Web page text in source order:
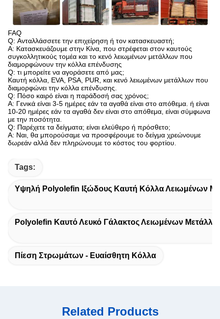
FAQ
Q: Ανταλλάσσετε την επιχείρηση ή τον κατασκευαστή;
Α: Κατασκευάζουμε στην Κίνα, που στρέφεται στον καυτούς
συγκολλητικούς τομέα και το κενό λειωμένων μετάλλων που
διαμορφώνουν την κόλλα επένδυσης
Q: τι μπορείτε να αγοράσετε από μας;
Καυτή κόλλα, EVA, PSA, PUR, και κενό λειωμένων μετάλλων που
διαμορφώνει την κόλλα επένδυσης.
Q: Πόσο καιρό είναι η παράδοσή σας χρόνος;
Α: Γενικά είναι 3-5 ημέρες εάν τα αγαθά είναι στο απόθεμα. ή είναι
10-20 ημέρες εάν τα αγαθά δεν είναι στο απόθεμα, είναι σύμφωνα
με την ποσότητα.
Q: Παρέχετε τα δείγματα; είναι ελεύθερο ή πρόσθετο;
Α: Ναι, θα μπορούσαμε να προσφέρουμε το δείγμα χρεώνουμε
δωρεάν αλλά δεν πληρώνουμε το κόστος του φορτίου.
Tags:
Υψηλή Polyolefin Ιξώδους Καυτή Κόλλα Λειωμένων
Polyolefin Καυτό Λευκό Γάλακτος Λειωμένων
Πίεση Στρωμάτων - Ευαίσθητη Κόλλα
Related Products